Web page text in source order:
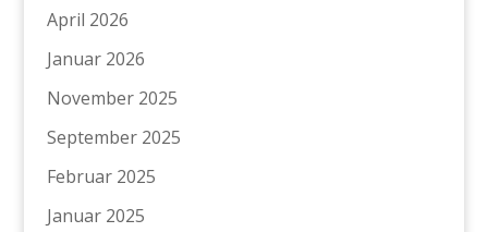
April 2026
Januar 2026
November 2025
September 2025
Februar 2025
Januar 2025